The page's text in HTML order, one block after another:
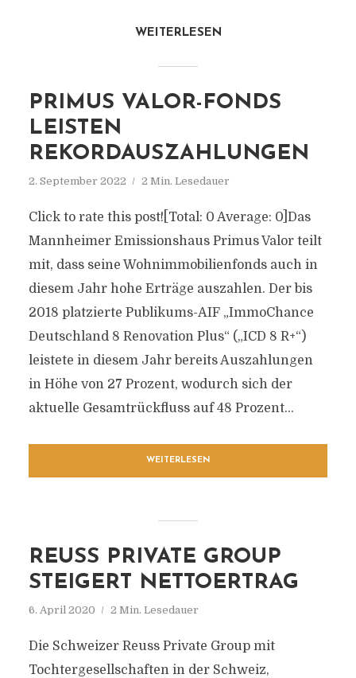
WEITERLESEN
PRIMUS VALOR-FONDS
LEISTEN
REKORDAUSZAHLUNGEN
2. September 2022 2 Min. Lesedauer
Click to rate this post![Total: 0 Average: 0]Das
Mannheimer Emissionshaus Primus Valor teilt
mit, dass seine Wohnimmobilienfonds auch in
diesem Jahr hohe Erträge auszahlen. Der bis
2018 platzierte Publikums-AIF „ImmoChance
Deutschland 8 Renovation Plus“ („ICD 8 R+“)
leistete in diesem Jahr bereits Auszahlungen
in Höhe von 27 Prozent, wodurch sich der
aktuelle Gesamtrückfluss auf 48 Prozent...
WEITERLESEN
REUSS PRIVATE GROUP
STEIGERT NETTOERTRAG
6. April 2020 2 Min. Lesedauer
Die Schweizer Reuss Private Group mit
Tochtergesellschaften in der Schweiz,